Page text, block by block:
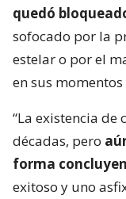
quedó
sofocado por la
estelar o por el
en sus momentos
“La existencia de
décadas, pero
forma
exitoso y uno